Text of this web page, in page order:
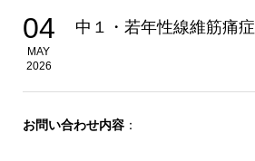
04
MAY
2026
中１・若年性線維筋痛症
お問い合わせ内容：